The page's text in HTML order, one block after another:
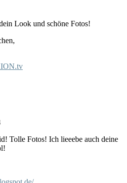
Look und schöne Fotos!
Tolle Fotos! Ich lieeebe auch deine